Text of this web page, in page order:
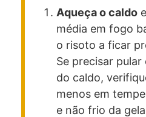
Aqueça o caldo
média em fogo
o risoto a ficar
Se precisar
do caldo,
menos em
e não frio da